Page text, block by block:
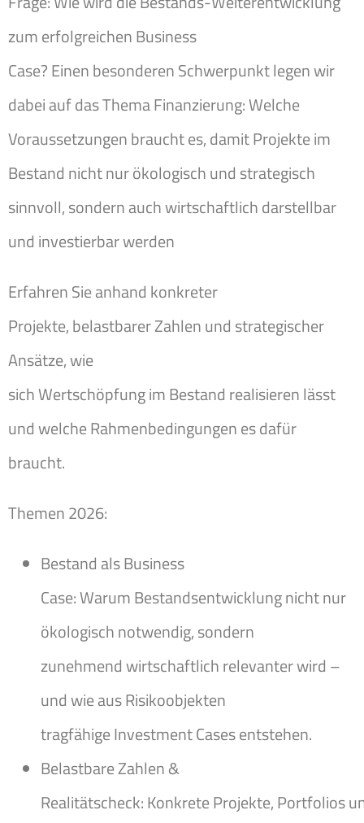
zum erfolgreichen Business
Case? Einen besonderen Schwerpunkt legen wir
dabei auf das Thema Finanzierung: Welche
Voraussetzungen braucht es, damit Projekte im
Bestand nicht nur ökologisch und strategisch
sinnvoll, sondern auch wirtschaftlich darstellbar
und investierbar werden
Erfahren Sie anhand konkreter
Projekte, belastbarer Zahlen und strategischer
Ansätze, wie
sich Wertschöpfung im Bestand realisieren lässt
und welche Rahmenbedingungen es dafür
braucht.
Themen 2026:
Bestand als Business
Case: Warum Bestandsentwicklung nicht nur
ökologisch notwendig, sondern
zunehmend wirtschaftlich relevanter wird –
und wie aus Risikoobjekten
tragfähige Investment Cases entstehen.
Belastbare Zahlen &
Realitätscheck: Konkrete Projekte, Portfolios